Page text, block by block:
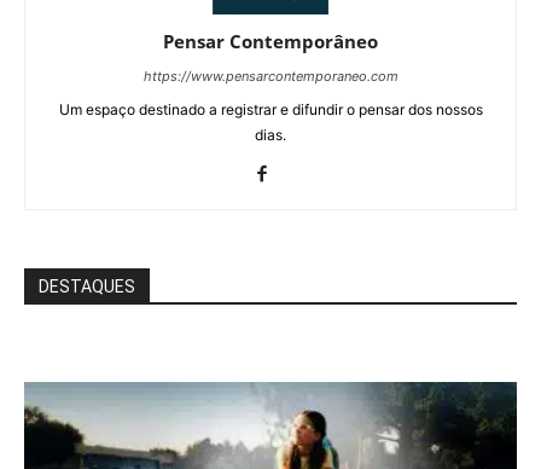
Pensar Contemporâneo
https://www.pensarcontemporaneo.com
Um espaço destinado a registrar e difundir o pensar dos nossos
dias.
DESTAQUES